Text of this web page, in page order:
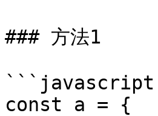
### 方法1
```javascript
const a = {